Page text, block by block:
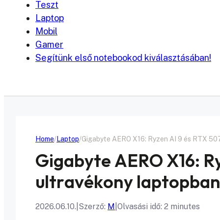
Teszt
Laptop
Mobil
Gamer
Segítünk első notebookod kiválasztásában!
Home Laptop Gigabyte AERO X16: Ryzen AI 9 és RTX
Gigabyte AERO X16:
ultravékony laptopban
2026.06.10. Szerző: M Olvasási idő: 2 minutes